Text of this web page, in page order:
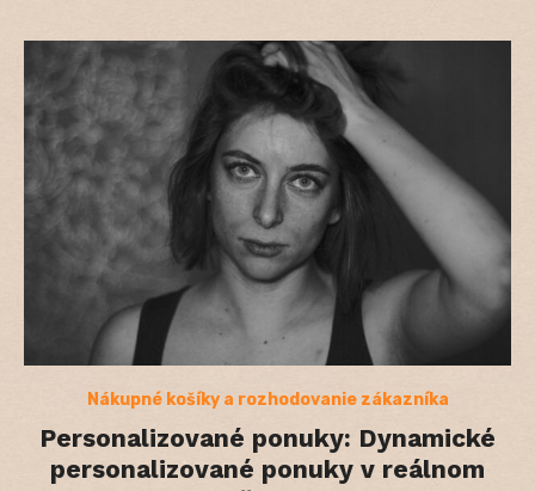
Nákupné košíky a rozhodovanie zákazníka
Personalizované ponuky: Dynamické
personalizované ponuky v reálnom